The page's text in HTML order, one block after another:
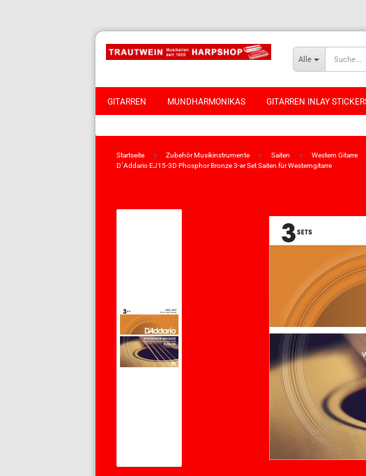
Alle
GITARREN MUNDHARMONIKAS GITARREN INLAY
Startseite » Zubehör Musikinstrumente » Saiten » Western Gitarre
D´Addario EJ15-3D Phosphor Bronze 3-er Set Saiten für Westerngitarre